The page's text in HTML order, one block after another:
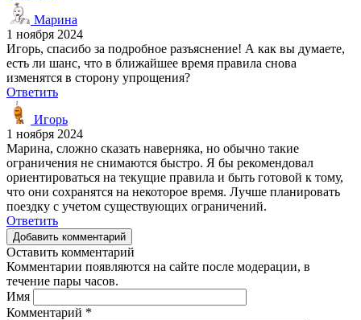
Марина
1 ноября 2024
Игорь, спасибо за подробное разъяснение! А как вы думаете,
есть ли шанс, что в ближайшее время правила снова
изменятся в сторону упрощения?
Ответить
Игорь
1 ноября 2024
Марина, сложно сказать наверняка, но обычно такие
ограничения не снимаются быстро. Я бы рекомендовал
ориентироваться на текущие правила и быть готовой к тому,
что они сохранятся на некоторое время. Лучше планировать
поездку с учетом существующих ограничений.
Ответить
Добавить комментарий
Оставить комментарий
Комментарии появляются на сайте после модерации, в
течение пары часов.
Имя
Комментарий *